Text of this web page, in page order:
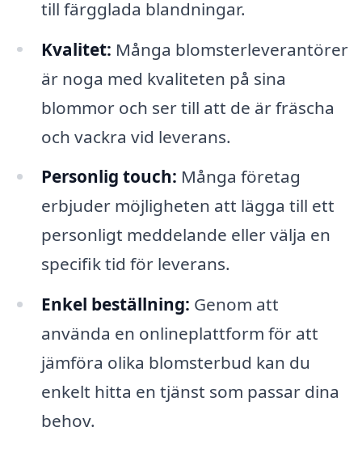
till färgglada blandningar.
Kvalitet: Många blomsterleverantörer
är noga med kvaliteten på sina
blommor och ser till att de är fräscha
och vackra vid leverans.
Personlig touch: Många företag
erbjuder möjligheten att lägga till ett
personligt meddelande eller välja en
specifik tid för leverans.
Enkel beställning: Genom att
använda en onlineplattform för att
jämföra olika blomsterbud kan du
enkelt hitta en tjänst som passar dina
behov.